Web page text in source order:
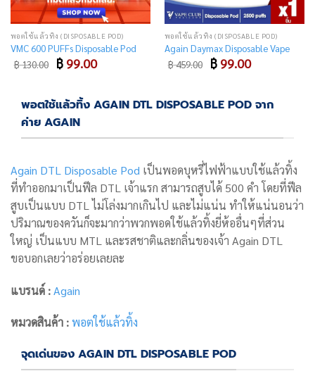
พอตใช้แล้วทิ้ง (DISPOSABLE POD)
VMC 600 PUFFs Disposable Pod
฿130.00 Original
price
฿ 99.00Current
price
พอตใช้แล้วทิ้ง (DISPOSABLE POD)
Again Daymax Disposable Vape
฿459.00 Original
price
฿ 99.00Current
price
พอตใช้แล้วทิ้ง AGAIN DTL DISPOSABLE POD จาก
ค่าย AGAIN
Again DTL Disposable Pod เป็นพอดบุหรี่ไฟฟ้าแบบใช้แล้วทิ้ง
ที่ทำออกมาเป็นฟีล DTL เจ้าแรก สามารถสูบได้ 500 คำ โดยที่ฟีล
สูบเป็นแบบ DTL ไม่โล่งมากเกินไป และไม่แน่น ทำให้แน่นอนว่า
ปริมาณของควันก็จะมากว่าพวกพอดใช้แล้วทิ้งยี่ห้ออื่นๆที่ส่วน
ใหญ่ เป็นแบบ MTL และรสชาติและกลิ่นของเจ้า Again DTL
ขอบอกเลยว่าอร่อยเลยละ
แบรนด์ :Again
หมวดสินค้า :พอตใช้แล้วทิ้ง
จุดเด่นของ AGAIN DTL DISPOSABLE POD